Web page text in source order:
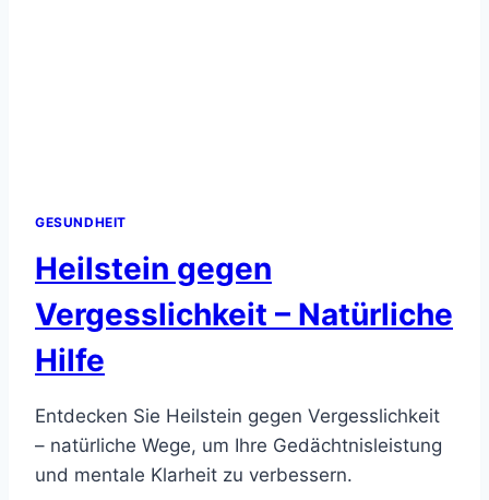
GESUNDHEIT
Heilstein gegen
Vergesslichkeit – Natürliche
Hilfe
Entdecken Sie Heilstein gegen Vergesslichkeit
– natürliche Wege, um Ihre Gedächtnisleistung
und mentale Klarheit zu verbessern.